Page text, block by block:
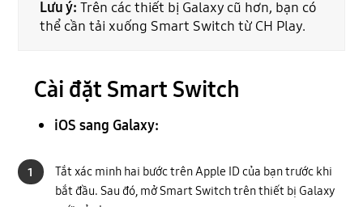
Lưu ý: Trên các thiết bị Galaxy cũ hơn, bạn có
thể cần tải xuống Smart Switch từ CH Play.
Cài đặt Smart Switch
iOS sang Galaxy:
1
Tắt xác minh hai bước trên Apple ID của bạn trước khi
bắt đầu. Sau đó, mở Smart Switch trên thiết bị Galaxy